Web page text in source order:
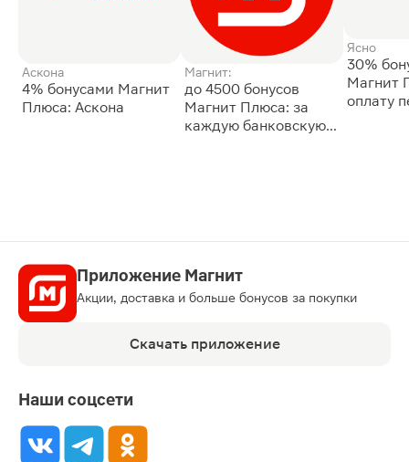
Аскона
4% бонусами Магнит
Плюса: Аскона
Магнит:
до 4500 бонусов
Магнит Плюса: за
каждую банковскую
Ясно
30%
Магнит
оплату
Приложение Магнит
Акции, доставка и больше бонусов за покупки
Скачать приложение
Наши соцсети